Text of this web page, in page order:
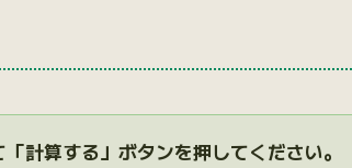
計算する」ボタンを押してください。